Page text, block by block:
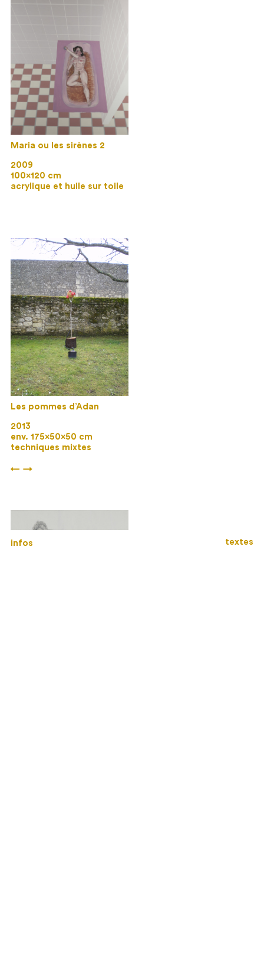
infos textes
Maria ou les sirènes 2
2009
100×120 cm
acrylique et huile sur toile
Les pommes d’Adan
2013
env. 175×50×50 cm
techniques mixtes
← →